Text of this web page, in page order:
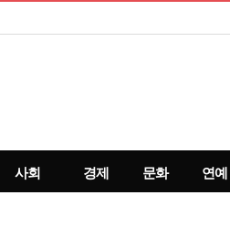
사회 경제 문화 연예